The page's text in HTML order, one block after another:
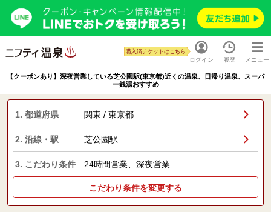
ログイン
購入済チケットはこちら
履歴 メニュー
【クーポンあり】深夜営業している芝公園駅(東京都)近くの温泉、日帰り温泉、スーパ
ー銭湯おすすめ
1. 都道府県 関東 / 東京都
2. 沿線・駅 芝公園駅
3. こだわり条件 24時間営業、深夜営業
こだわり条件を変更する